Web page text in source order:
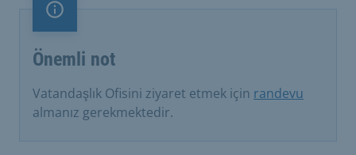
Önemli not
Önemli not
Vatandaşlık Ofisini ziyaret etmek için randevu
almanız gerekmektedir.